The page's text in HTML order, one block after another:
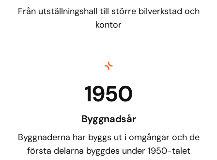
Från utställningshall till större bilverkstad och
kontor
1950
Byggnadsår
Byggnaderna har byggs ut i omgångar och de
första delarna byggdes under 1950-talet